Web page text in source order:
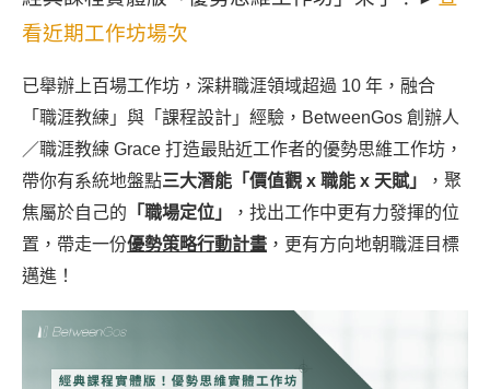
看近期工作坊場次
已舉辦上百場工作坊，深耕職涯領域超過 10 年，融合
「職涯教練」與「課程設計」經驗，BetweenGos 創辦人
／職涯教練 Grace 打造最貼近工作者的優勢思維工作坊，
帶你有系統地盤點三大潛能「價值觀 x 職能 x 天賦」
，聚
焦屬於自己的 「職場定位」
，找出工作中更有力發揮的位
置，帶走一份優勢策略行動計畫 ，更有方向地朝職涯目標
邁進！